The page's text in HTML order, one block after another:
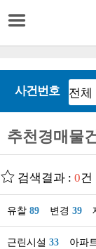
사건번호
추천경매물
검색결과 : 0건
유찰 89 변경 39
근린시설 33 아파